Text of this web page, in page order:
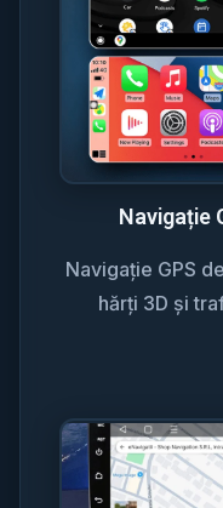
Navigație
Navigație GPS
hărți 3D și